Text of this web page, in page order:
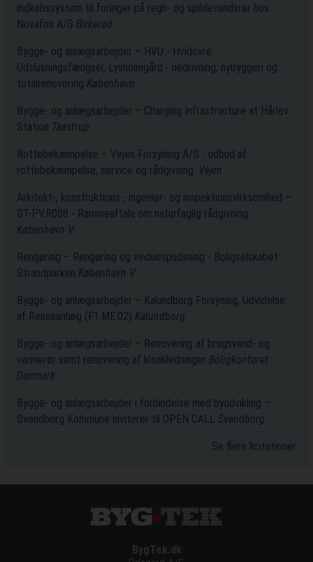
indkøbssystem til foringer på regn- og spildevandsrør hos
Novafos A/S Birkerød
Bygge- og anlægsarbejder – HVU - Hvidovre
Udslusningsfængsel, Lysholmgård - nedrivning, nybyggeri og
totalrenovering København
Bygge- og anlægsarbejder – Charging Infrastructure at Hårlev
Station Taastrup
Rottebekæmpelse – Vejen Forsyning A/S - udbud af
rottebekæmpelse, service og rådgivning. Vejen
Arkitekt-, konstruktions-, ingeniør- og inspektionsvirksomhed –
DT-PV.R008 - Rammeaftale om naturfaglig rådgivning
København V
Rengøring – Rengøring og vinduespudsning - Boligselskabet
Strandparken København V
Bygge- og anlægsarbejder – Kalundborg Forsyning, Udvidelse
af Renseanlæg (F1.ME.02) Kalundborg
Bygge- og anlægsarbejder – Renovering af brugsvand- og
varmerør samt renovering af kloakledninger Boligkontoret
Danmark
Bygge- og anlægsarbejder i forbindelse med byudvikling –
Svendborg Kommune inviterer til OPEN CALL Svendborg
Se flere licitationer
BygTek.dk